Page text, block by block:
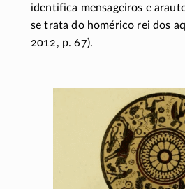
identifica mensageiros e
se trata do homérico rei dos
2012, p. 67).